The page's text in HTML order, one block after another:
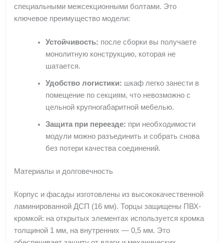
специальными межсекционными болтами. Это
ключевое преимущество модели:
Устойчивость: после сборки вы получаете
монолитную конструкцию, которая не
шатается.
Удобство логистики: шкаф легко занести в
помещение по секциям, что невозможно с
цельной крупногабаритной мебелью.
Защита при переезде: при необходимости
модули можно разъединить и собрать снова
без потери качества соединений.
Материалы и долговечность
Корпус и фасады изготовлены из высококачественной
ламинированной ДСП (16 мм). Торцы защищены ПВХ-
кромкой: на открытых элементах используется кромка
толщиной 1 мм, на внутренних — 0,5 мм. Это